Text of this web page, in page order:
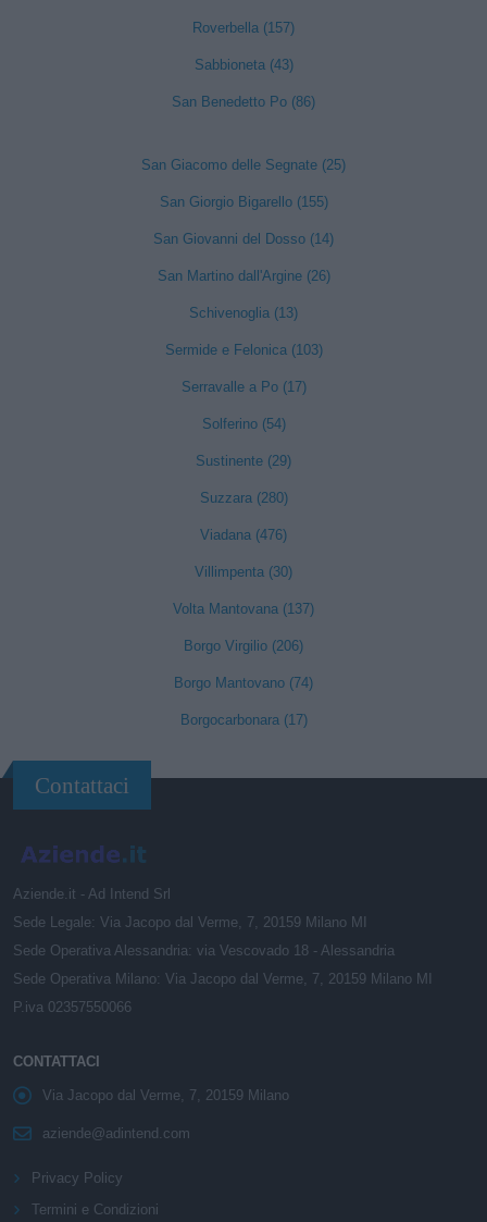
Roverbella (157)
Sabbioneta (43)
San Benedetto Po (86)
San Giacomo delle Segnate (25)
San Giorgio Bigarello (155)
San Giovanni del Dosso (14)
San Martino dall'Argine (26)
Schivenoglia (13)
Sermide e Felonica (103)
Serravalle a Po (17)
Solferino (54)
Sustinente (29)
Suzzara (280)
Viadana (476)
Villimpenta (30)
Volta Mantovana (137)
Borgo Virgilio (206)
Borgo Mantovano (74)
Borgocarbonara (17)
Contattaci
Aziende.it - Ad Intend Srl
Sede Legale: Via Jacopo dal Verme, 7, 20159 Milano MI
Sede Operativa Alessandria: via Vescovado 18 - Alessandria
Sede Operativa Milano: Via Jacopo dal Verme, 7, 20159 Milano MI
P.iva 02357550066
CONTATTACI
Via Jacopo dal Verme, 7, 20159 Milano
aziende@adintend.com
Privacy Policy
Termini e Condizioni